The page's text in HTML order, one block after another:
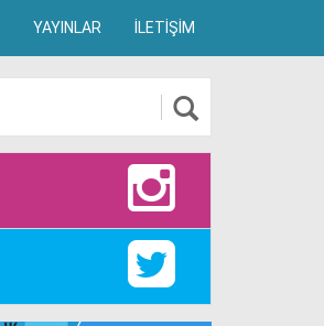
YAYINLAR İLETİŞİM